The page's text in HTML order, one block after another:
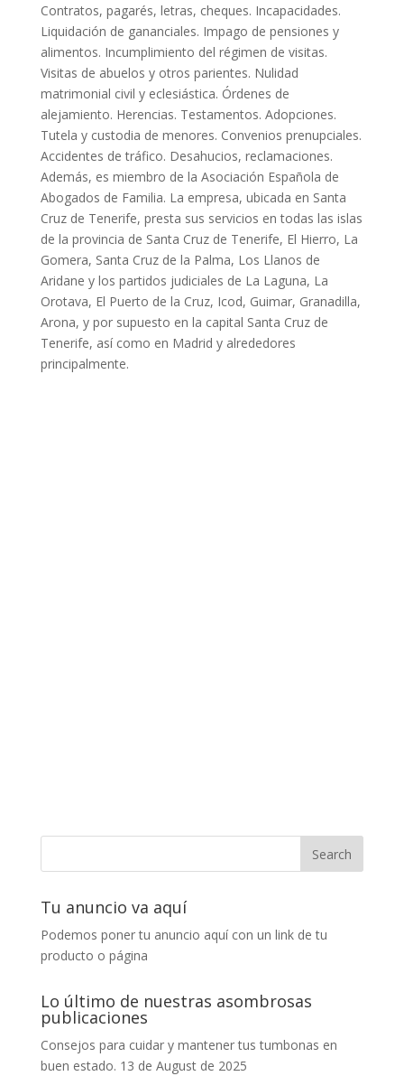
Contratos, pagarés, letras, cheques. Incapacidades.
Liquidación de gananciales. Impago de pensiones y
alimentos. Incumplimiento del régimen de visitas.
Visitas de abuelos y otros parientes. Nulidad
matrimonial civil y eclesiástica. Órdenes de
alejamiento. Herencias. Testamentos. Adopciones.
Tutela y custodia de menores. Convenios prenupciales.
Accidentes de tráfico. Desahucios, reclamaciones.
Además, es miembro de la Asociación Española de
Abogados de Familia. La empresa, ubicada en Santa
Cruz de Tenerife, presta sus servicios en todas las islas
de la provincia de Santa Cruz de Tenerife, El Hierro, La
Gomera, Santa Cruz de la Palma, Los Llanos de
Aridane y los partidos judiciales de La Laguna, La
Orotava, El Puerto de la Cruz, Icod, Guimar, Granadilla,
Arona, y por supuesto en la capital Santa Cruz de
Tenerife, así como en Madrid y alrededores
principalmente.
Tu anuncio va aquí
Podemos poner tu anuncio aquí con un link de tu
producto o página
Lo último de nuestras asombrosas
publicaciones
Consejos para cuidar y mantener tus tumbonas en
buen estado. 13 de August de 2025